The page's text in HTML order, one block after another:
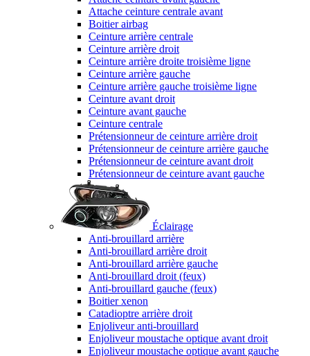
Attache ceinture centrale avant
Boitier airbag
Ceinture arrière centrale
Ceinture arrière droit
Ceinture arrière droite troisième ligne
Ceinture arrière gauche
Ceinture arrière gauche troisième ligne
Ceinture avant droit
Ceinture avant gauche
Ceinture centrale
Prétensionneur de ceinture arrière droit
Prétensionneur de ceinture arrière gauche
Prétensionneur de ceinture avant droit
Prétensionneur de ceinture avant gauche
Éclairage
Anti-brouillard arrière
Anti-brouillard arrière droit
Anti-brouillard arrière gauche
Anti-brouillard droit (feux)
Anti-brouillard gauche (feux)
Boitier xenon
Catadioptre arrière droit
Enjoliveur anti-brouillard
Enjoliveur moustache optique avant droit
Enjoliveur moustache optique avant gauche